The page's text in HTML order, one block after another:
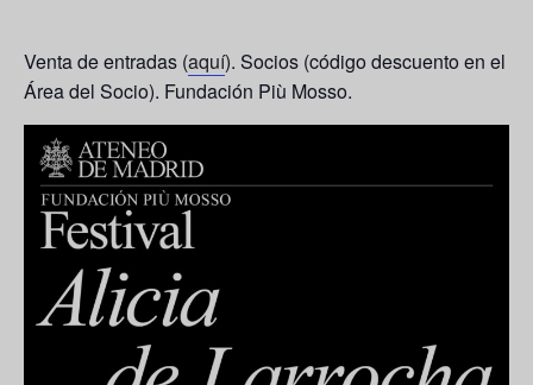
Venta de entradas (aquí). Socios (código descuento en el
Área del Socio). Fundación Più Mosso.